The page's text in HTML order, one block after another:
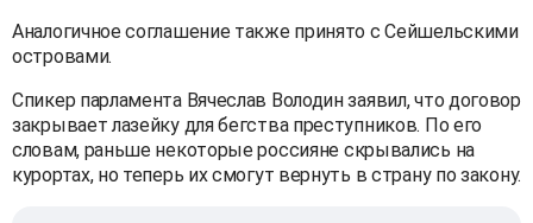
Аналогичное соглашение также принято с Сейшельскими
островами.
Спикер парламента Вячеслав Володин заявил, что договор
закрывает лазейку для бегства преступников. По его
словам, раньше некоторые россияне скрывались на
курортах, но теперь их смогут вернуть в страну по закону.